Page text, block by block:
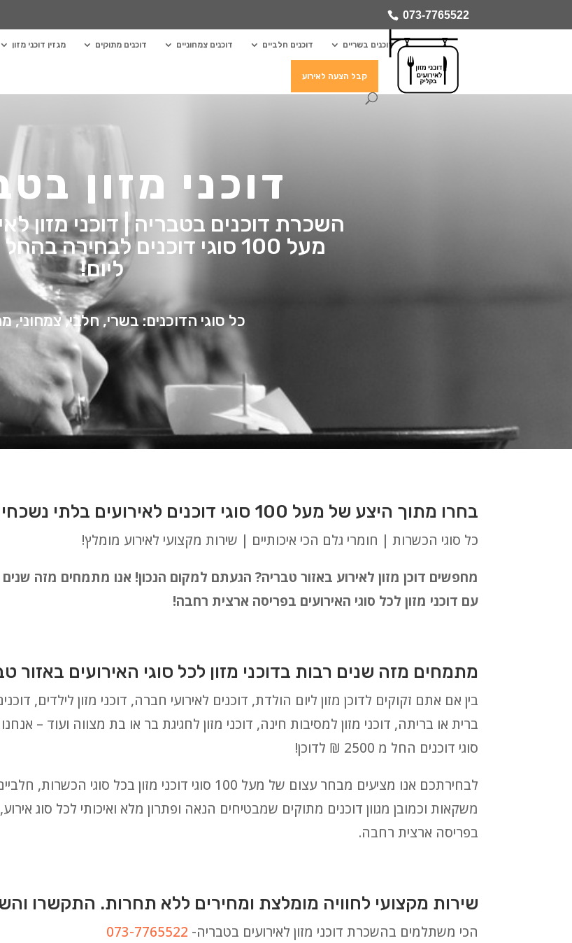
073-7765522
דוכנים בשריים דוכנים חלביים דוכנים צמחוניים דוכנים מתוקים מגזין דוכני מזון
קבל הצעה לאירוע
דוכני מזון
השכרת דוכנים בטבריה | דוכני מזון
ליום!
כל סוגי הדוכנים: בשרי, חלבי, צמחוני,
בחרו מתוך היצע של מעל 100 סוגי דוכנים לאירועים בלתי נשכחים באזור טבריה
כל סוגי הכשרות | חומרי גלם הכי איכותיים | שירות מקצועי לאירוע מומלץ!
מחפשים דוכן מזון לאירוע באזור טבריה? הגעתם למקום הנכון! אנו מתמחים מזה
עם דוכני מזון לכל סוגי האירועים בפריסה ארצית רחבה!
מתמחים מזה שנים רבות בדוכני מזון לכל סוגי האירועים באזור
בין אם אתם זקוקים לדוכן מזון ליום הולדת, דוכנים לאירועי חברה, דוכני מזון לילדים,
ברית או בריתה, דוכני מזון למסיבות חינה, דוכני מזון לחגיגת בר או בת מצווה ועוד –
סוגי דוכנים החל מ 2500 ₪ לדוכן!
לבחירתכם אנו מציעים מבחר עצום של מעל 100 סוגי דוכני
משקאות וכמובן מגוון דוכנים מתוקים שמבטיחים הנאה ופתרון מלא ואיכותי לכל סוג
בפריסה ארצית רחבה.
שירות מקצועי לחוויה מומלצת ומחירים ללא תחרות. התקשרו
הכי משתלמים בהשכרת דוכני מזון לאירועים בטבריה- 073-7765522